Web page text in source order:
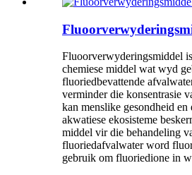
Fluoorverwyderingsmiddel
chemiese middel wat wyd
fluoriedbevattende
verminder die konsentrasie
kan menslike gesondheid en
akwatiese ekosisteme
middel vir die behandeling
fluoriedafvalwater word
gebruik om fluoriedione in